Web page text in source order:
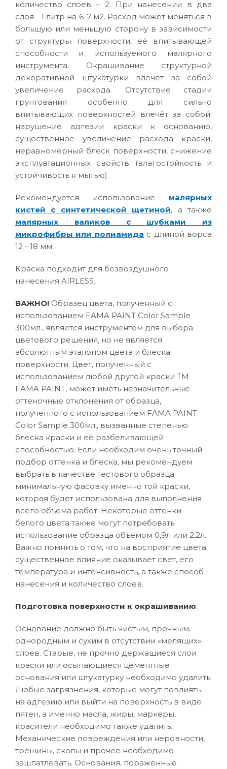
количество слоев – 2. При нанесении в два
слоя - 1 литр на 6-7 м2. Расход может меняться в
большую или меньшую сторону в зависимости
от структуры поверхности, её впитывающей
способности и используемого малярного
инструмента. Окрашивание структурной
декоративной штукатурки влечёт за собой
увеличение расхода. Отсутствие стадии
грунтования особенно для сильно
впитывающих поверхностей влечёт за собой:
нарушение адгезии краски к основанию,
существенное увеличение расхода краски,
неравномерный блеск поверхности, снижение
эксплуатационных свойств (влагостойкость и
устойчивость к мытью).
Рекомендуется использование малярных
кистей с синтетической щетиной, а также
малярных валиков с шубками из
микрофибры или полиамида с длиной ворса
12 - 18 мм.
Краска подходит для безвоздушного
нанесения AIRLESS.
ВАЖНО! Образец цвета, полученный с
использованием FAMA PAINT Color Sample
300мл., является инструментом для выбора
цветового решения, но не является
абсолютным эталоном цвета и блеска
поверхности. Цвет, полученный с
использованием любой другой краски ТМ
FAMA PAINT, может иметь незначительные
оттеночные отклонения от образца,
полученного с использованием FAMA PAINT
Color Sample 300мл., вызванные степенью
блеска краски и её разбеливающей
способностью. Если необходим очень точный
подбор оттенка и блеска, мы рекомендуем
выбрать в качестве тестового образца
минимальную фасовку именно той краски,
которая будет использована для выполнения
всего объема работ. Некоторые оттенки
белого цвета также могут потребовать
использование образца объемом 0,9л или 2,2л.
Важно помнить о том, что на восприятие цвета
существенное влияние оказывает свет, его
температура и интенсивность, а также способ
нанесения и количество слоев.
Подготовка поверхности к окрашиванию:
Основание должно быть чистым, прочным,
однородным и сухим в отсутствии «мелящих»
слоев. Старые, не прочно держащиеся слои
краски или осыпающиеся цементные
основания или штукатурку необходимо удалить.
Любые загрязнения, которые могут повлиять
на адгезию или выйти на поверхность в виде
пятен, а именно масла, жиры, маркеры,
красители необходимо также удалить.
Механические повреждения или неровности,
трещины, сколы и прочее необходимо
зашпатлевать. Основания, поражённые